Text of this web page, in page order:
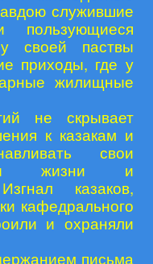
служившие
своей паствы
приходы, где у
жилищные
не скрывает
к казакам и
свои
жизни и
казаков,
кафедрального
и охраняли
письма